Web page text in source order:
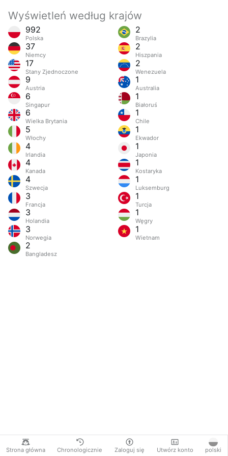
Strona główna Chronologicznie Zaloguj się Utwórz konto polski
Wyświetleń według krajów
992
Polska
37
Niemcy
17
Stany Zjednoczone
9
Austria
6
Singapur
6
Wielka Brytania
5
Włochy
4
Irlandia
4
Kanada
4
Szwecja
3
Francja
3
Holandia
3
Norwegia
2
Bangladesz
2
Brazylia
2
Hiszpania
2
Wenezuela
1
Australia
1
Białoruś
1
Chile
1
Ekwador
1
Japonia
1
Kostaryka
1
Luksemburg
1
Turcja
1
Węgry
1
Wietnam